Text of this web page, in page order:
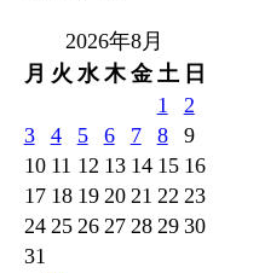
2026年8月
月 火 水 木 金 土 日
1
2
3
4 5 6 7 8
9
10 11 12 13 14 15 16
17 18 19 20 21 22 23
24 25 26 27 28 29 30
31